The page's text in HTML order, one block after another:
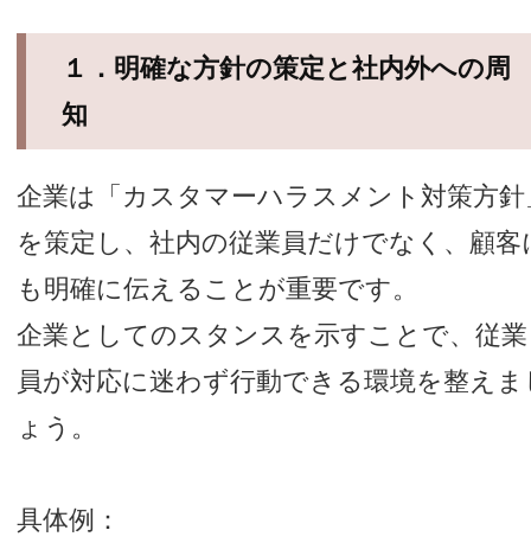
１．明確な方針の策定と社内外への周
知
企業は「カスタマーハラスメント対策方針
を策定し、社内の従業員だけでなく、顧客
も明確に伝えることが重要です。
企業としてのスタンスを示すことで、従業
員が対応に迷わず行動できる環境を整えま
ょう。
具体例：